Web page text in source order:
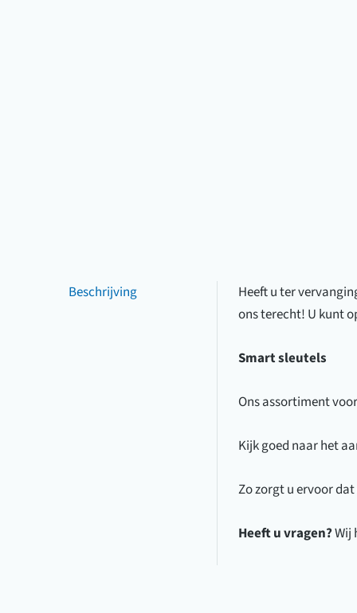
Beschrijving
Heeft u ter
ons terecht! U kunt
Smart sleutels
Ons assortiment
Kijk goed naar het
Zo zorgt u ervoor
Heeft u vragen?Wij